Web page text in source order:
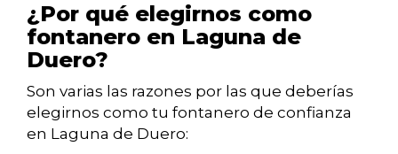
¿Por qué elegirnos como
fontanero en Laguna de
Duero?
Son varias las razones por las que deberías
elegirnos como tu fontanero de confianza
en Laguna de Duero: